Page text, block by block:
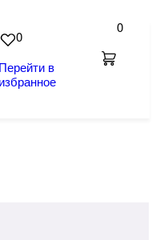
0
Перейти в
избранное
0